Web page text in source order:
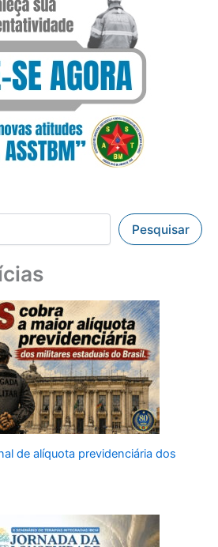
Pesquisar
de alíquota previdenciária dos